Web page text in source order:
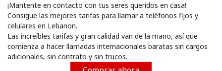
Regístrate con
o
¡Mantente en contacto con tus seres queridos en casa!
Consigue las mejores tarifas para llamar a teléfonos fijos y
celulares en Lebanon.
Las increíbles tarifas y gran calidad van de la mano, así que
comienza a hacer llamadas internacionales baratas sin cargos
adicionales, sin contrato y sin trucos.